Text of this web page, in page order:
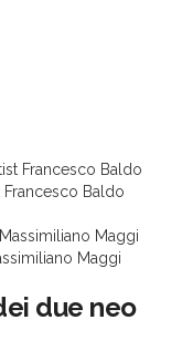
Baldo
Maggi
due neo